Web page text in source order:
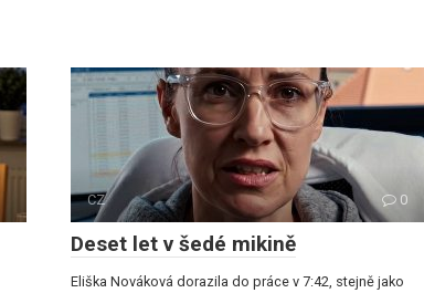
CZ 0
Deset let v šedé mikině
Eliška Nováková dorazila do práce v 7:42, stejně jako